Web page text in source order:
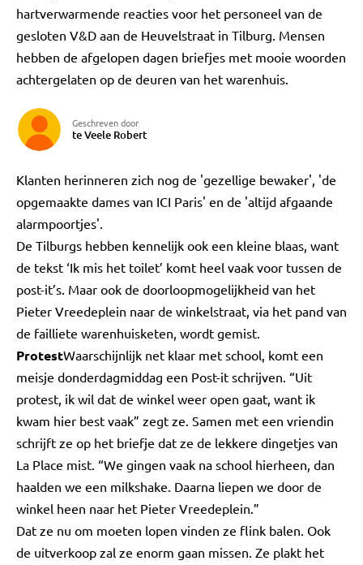
hartverwarmende reacties voor het personeel van de
gesloten V&D aan de Heuvelstraat in Tilburg. Mensen
hebben de afgelopen dagen briefjes met mooie woorden
achtergelaten op de deuren van het warenhuis.
Geschreven door
te Veele Robert
Klanten herinneren zich nog de 'gezellige bewaker', 'de
opgemaakte dames van ICI Paris' en de 'altijd afgaande
alarmpoortjes'.
De Tilburgs hebben kennelijk ook een kleine blaas, want
de tekst ‘Ik mis het toilet’ komt heel vaak voor tussen de
post-it’s. Maar ook de doorloopmogelijkheid van het
Pieter Vreedeplein naar de winkelstraat, via het pand van
de failliete warenhuisketen, wordt gemist.
ProtestWaarschijnlijk net klaar met school, komt een
meisje donderdagmiddag een Post-it schrijven. “Uit
protest, ik wil dat de winkel weer open gaat, want ik
kwam hier best vaak” zegt ze. Samen met een vriendin
schrijft ze op het briefje dat ze de lekkere dingetjes van
La Place mist. “We gingen vaak na school hierheen, dan
haalden we een milkshake. Daarna liepen we door de
winkel heen naar het Pieter Vreedeplein.”
Dat ze nu om moeten lopen vinden ze flink balen. Ook
de uitverkoop zal ze enorm gaan missen. Ze plakt het